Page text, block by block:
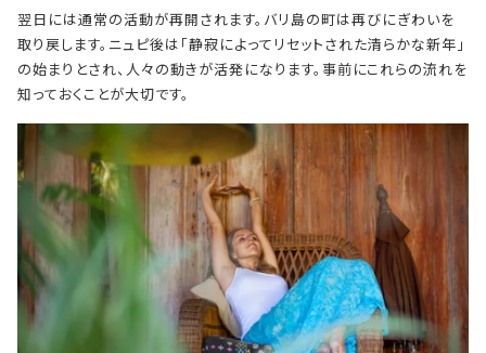
翌日には通常の活動が再開されます。バリ島の町は再びにぎわいを
取り戻します。ニュピ後は「静寂によってリセットされた清らかな新年」
の始まりとされ、人々の動きが活発になります。事前にこれらの流れを
知っておくことが大切です。